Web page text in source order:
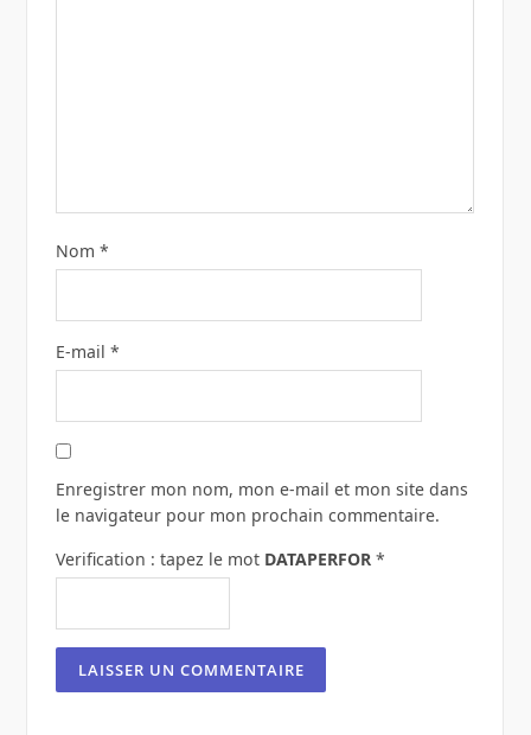
Nom *
E-mail *
Enregistrer mon nom, mon e-mail et mon site dans
le navigateur pour mon prochain commentaire.
Verification : tapez le mot DATAPERFOR *